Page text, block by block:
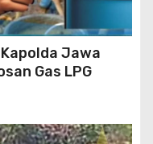
Jawa
Gas LPG
Bogor
Tim
Polri Beri